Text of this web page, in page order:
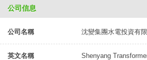
公司信息
公司名稱 沈變集團水電投資有
英文名稱
Shenyang